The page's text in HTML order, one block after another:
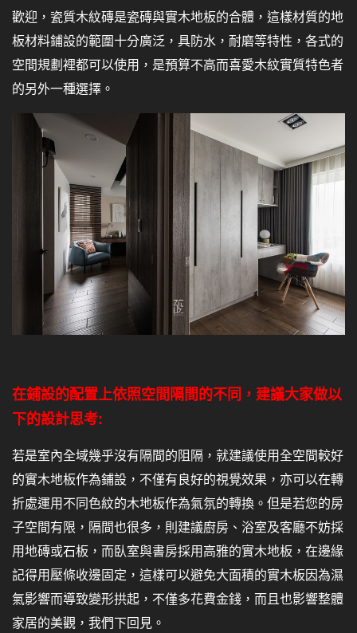
歡迎，瓷質木紋磚是瓷磚與實木地板的合體，這樣材質的地
板材料鋪設的範圍十分廣泛，具防水，耐磨等特性，各式的
空間規劃裡都可以使用，是預算不高而喜愛木紋實質特色者
的另外一種選擇。
在鋪設的配置上依照空間隔間的不同，建議大家做以
下的設計思考:
若是室內全域幾乎沒有隔間的阻隔，就建議使用全空間較好
的實木地板作為鋪設，不僅有良好的視覺效果，亦可以在轉
折處運用不同色紋的木地板作為氣氛的轉換。但是若您的房
子空間有限，隔間也很多，則建議廚房、浴室及客廳不妨採
用地磚或石板，而臥室與書房採用高雅的實木地板，在邊緣
記得用壓條收邊固定，這樣可以避免大面積的實木板因為濕
氣影響而導致變形拱起，不僅多花費金錢，而且也影響整體
家居的美觀，我們下回見。